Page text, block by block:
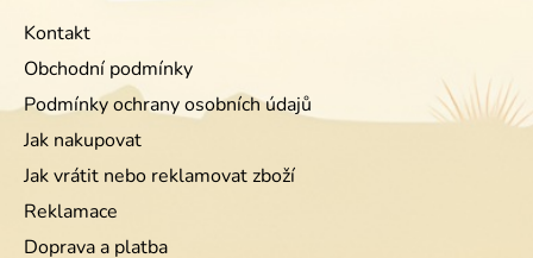
Kontakt
Obchodní podmínky
Podmínky ochrany osobních údajů
Jak nakupovat
Jak vrátit nebo reklamovat zboží
Reklamace
Doprava a platba